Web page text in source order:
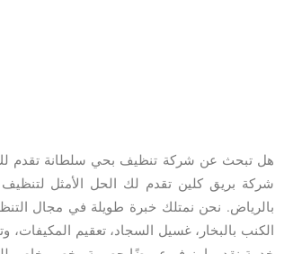
هل تبحث عن شركة تنظيف بحي سلطانة تقدم لك
شركة بريق كلين تقدم لك الحل الأمثل
بالرياض. نحن نمتلك خبرة طويلة في مجال
الكنب بالبخار، غسيل السجاد، تعقيم